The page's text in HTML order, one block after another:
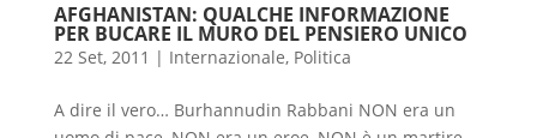
AFGHANISTAN: QUALCHE INFORMAZIONE
PER BUCARE IL MURO DEL PENSIERO UNICO
22 Set, 2011 | Internazionale, Politica
A dire il vero… Burhannudin Rabbani NON era un